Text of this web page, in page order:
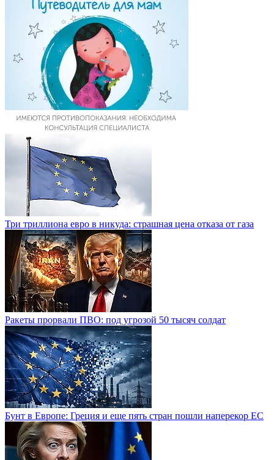
Три триллиона евро в никуда: страшная цена отказа от газа
Ракеты прорвали ПВО: под угрозой 50 тысяч солдат
Бунт в Европе: Греция и еще пять стран пошли наперекор ЕС